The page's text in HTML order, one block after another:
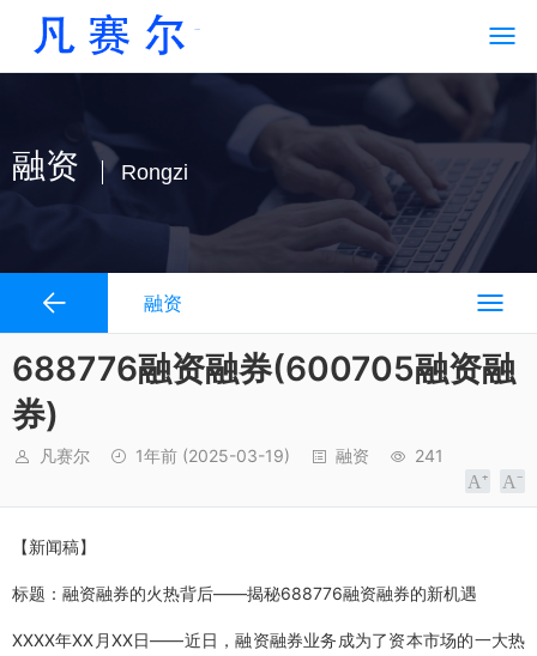
融资 Rongzi
融资
688776融资融券(600705融资融
券)
凡赛尔 1年前 (2025-03-19) 融资 241
【新闻稿】
标题：融资融券的火热背后——揭秘688776融资融券的新机遇
XXXX年XX月XX日——近日，融资融券业务成为了资本市场的一大热